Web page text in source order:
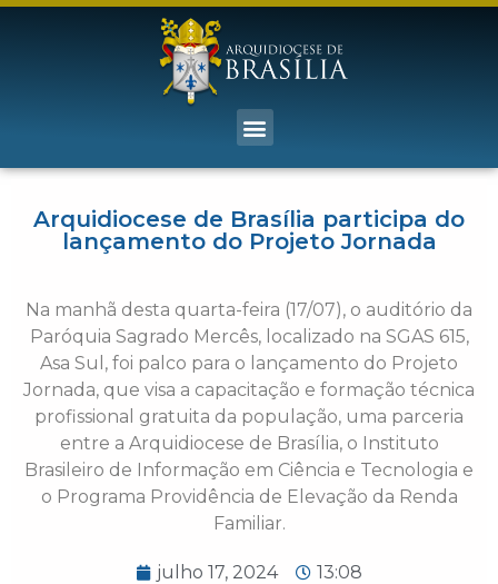
Arquidiocese de Brasília participa do
lançamento do Projeto Jornada
Na manhã desta quarta-feira (17/07), o auditório da
Paróquia Sagrado Mercês, localizado na SGAS 615,
Asa Sul, foi palco para o lançamento do Projeto
Jornada, que visa a capacitação e formação técnica
profissional gratuita da população, uma parceria
entre a Arquidiocese de Brasília, o Instituto
Brasileiro de Informação em Ciência e Tecnologia e
o Programa Providência de Elevação da Renda
Familiar.
julho 17, 2024 13:08